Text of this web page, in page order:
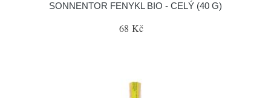
SONNENTOR FENYKL BIO - CELÝ (40 G)
68 Kč